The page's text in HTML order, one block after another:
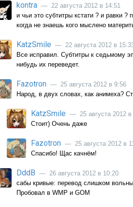
kontra — 22 августа 2012 в 14:51
и чьи это субтитры кстати ? и равки
когда не знаешь кого мыслено
KatzSmile — 22 августа 2012 в
Все исправил. Субтитры к седьмому
нибудь их переведет.
Fazotron — 25 августа 2012 в 9:56
Народ, в двух словах, как анимеха?
KatzSmile — 25 августа 2012 в
Стоит) Очень даже
Fazotron — 25 августа 2012 в
Спасибо! Щас качнём!
DddB — 26 августа 2012 в 10:20
сабы кривые: перевод слишком
Пробовал в WMP и GOM